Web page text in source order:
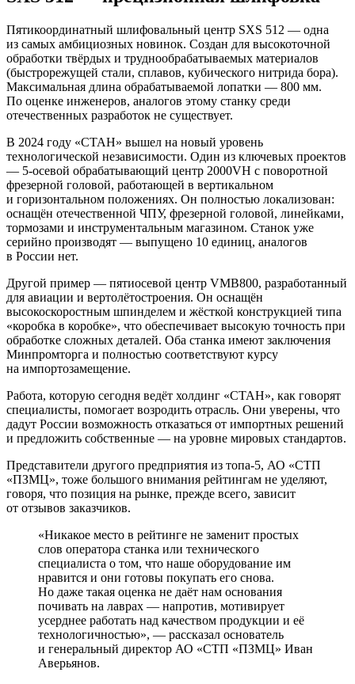
Пятикоординатный шлифовальный центр SXS 512 — одна
из самых амбициозных новинок. Создан для высокоточной
обработки твёрдых и труднообрабатываемых материалов
(быстрорежущей стали, сплавов, кубического нитрида бора).
Максимальная длина обрабатываемой лопатки — 800 мм.
По оценке инженеров, аналогов этому станку среди
отечественных разработок не существует.
В 2024 году «СТАН» вышел на новый уровень
технологической независимости. Один из ключевых проектов
— 5‑осевой обрабатывающий центр 2000VH с поворотной
фрезерной головой, работающей в вертикальном
и горизонтальном положениях. Он полностью локализован:
оснащён отечественной ЧПУ, фрезерной головой, линейками,
тормозами и инструментальным магазином. Станок уже
серийно производят — выпущено 10 единиц, аналогов
в России нет.
Другой пример — пятиосевой центр VMB800, разработанный
для авиации и вертолётостроения. Он оснащён
высокоскоростным шпинделем и жёсткой конструкцией типа
«коробка в коробке», что обеспечивает высокую точность при
обработке сложных деталей. Оба станка имеют заключения
Минпромторга и полностью соответствуют курсу
на импортозамещение.
Работа, которую сегодня ведёт холдинг «СТАН», как говорят
специалисты, помогает возродить отрасль. Они уверены, что
дадут России возможность отказаться от импортных решений
и предложить собственные — на уровне мировых стандартов.
Представители другого предприятия из топа‑5, АО «СТП
«ПЗМЦ», тоже большого внимания рейтингам не уделяют,
говоря, что позиция на рынке, прежде всего, зависит
от отзывов заказчиков.
«Никакое место в рейтинге не заменит простых
слов оператора станка или технического
специалиста о том, что наше оборудование им
нравится и они готовы покупать его снова.
Но даже такая оценка не даёт нам основания
почивать на лаврах — напротив, мотивирует
усерднее работать над качеством продукции и её
технологичностью», — рассказал основатель
и генеральный директор АО «СТП «ПЗМЦ» Иван
Аверьянов.